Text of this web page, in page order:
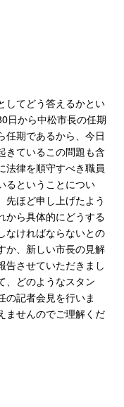
してどう答えるかとい
日から中松市長の任期
任期であるから、今日
きているこの問題も含
法律を順守すべき職員
るということについ
先ほど申し上げたよう
から具体的にどうする
なければならないとの
か、新しい市長の見解
告させていただきまし
、どのようなスタン
の記者会見を行いま
ませんのでご理解くだ